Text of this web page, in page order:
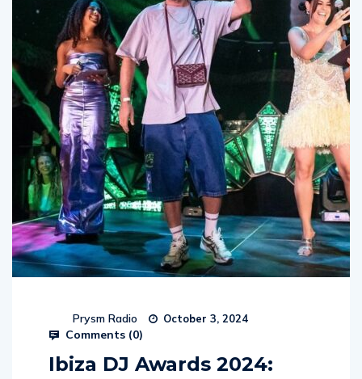
Prysm Radio October 3, 2024
Comments (0)
Ibiza DJ Awards 2024: